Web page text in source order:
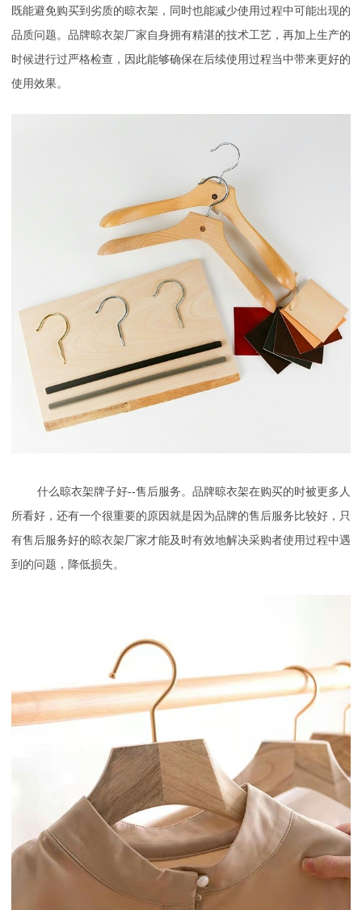
既能避免购买到劣质的晾衣架，同时也能减少使用过程中可能出现的
品质问题。品牌晾衣架厂家自身拥有精湛的技术工艺，再加上生产的
时候进行过严格检查，因此能够确保在后续使用过程当中带来更好的
使用效果。
什么晾衣架牌子好--售后服务。品牌晾衣架在购买的时被更多人
所看好，还有一个很重要的原因就是因为品牌的售后服务比较好，只
有售后服务好的晾衣架厂家才能及时有效地解决采购者使用过程中遇
到的问题，降低损失。